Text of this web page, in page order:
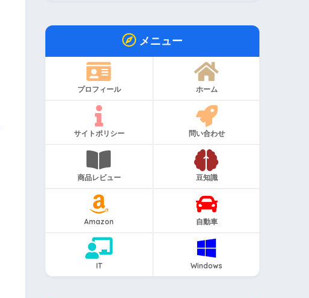
メニュー
プロフィール ホーム
サイトポリシー 問い合わせ
商品レビュー 豆知識
Amazon 自動車
IT Windows